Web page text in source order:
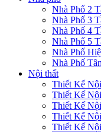
Nhà Phố 2
Nhà Phố 3
Nhà Phố 4
Nhà Phố 5
Nhà Phố
Nhà Phố
Nội thất
Thiết Kế
Thiết Kế
Thiết Kế
Thiết Kế
Thiết Kế